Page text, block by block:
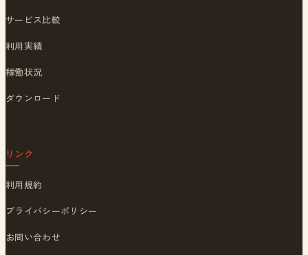
サービス比較
利用実績
稼働状況
ダウンロード
リンク
利用規約
プライバシーポリシー
お問い合わせ